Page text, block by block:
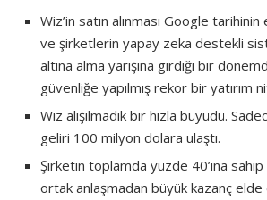
Wiz’in satın alınması Google
ve şirketlerin yapay zeka destekli
altına alma yarışına girdiği bir
güvenliğe yapılmış rekor bir yatırım
Wiz alışılmadık bir hızla büyüdü.
geliri 100 milyon dolara ulaştı.
Şirketin toplamda yüzde 40’ına
ortak anlaşmadan büyük kazanç